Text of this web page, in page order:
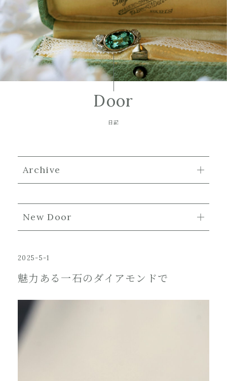
Door
日記
Archive
New Door
2025-5-1
魅力ある一石のダイアモンドで